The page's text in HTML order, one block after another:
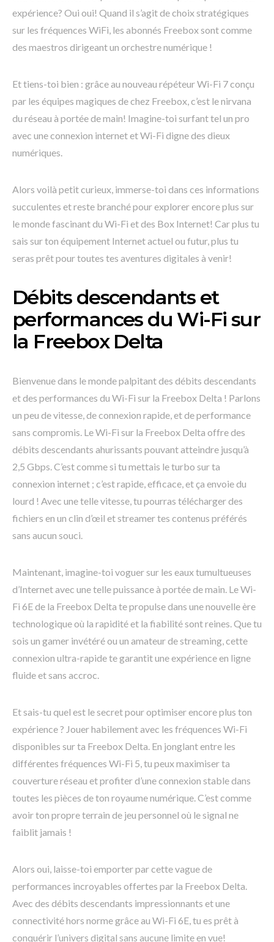
expérience? Oui oui! Quand il s’agit de choix stratégiques
sur les fréquences WiFi, les abonnés Freebox sont comme
des maestros dirigeant un orchestre numérique !
Et tiens-toi bien : grâce au nouveau répéteur Wi-Fi 7 conçu
par les équipes magiques de chez Freebox, c’est le nirvana
du réseau à portée de main! Imagine-toi surfant tel un pro
avec une connexion internet et Wi-Fi digne des dieux
numériques.
Alors voilà petit curieux, immerse-toi dans ces informations
succulentes et reste branché pour explorer encore plus sur
le monde fascinant du Wi-Fi et des Box Internet! Car plus tu
sais sur ton équipement Internet actuel ou futur, plus tu
seras prêt pour toutes tes aventures digitales à venir!
Débits descendants et
performances du Wi-Fi sur
la Freebox Delta
Bienvenue dans le monde palpitant des débits descendants
et des performances du Wi-Fi sur la Freebox Delta ! Parlons
un peu de vitesse, de connexion rapide, et de performance
sans compromis. Le Wi-Fi sur la Freebox Delta offre des
débits descendants ahurissants pouvant atteindre jusqu’à
2,5 Gbps. C’est comme si tu mettais le turbo sur ta
connexion internet ; c’est rapide, efficace, et ça envoie du
lourd ! Avec une telle vitesse, tu pourras télécharger des
fichiers en un clin d’œil et streamer tes contenus préférés
sans aucun souci.
Maintenant, imagine-toi voguer sur les eaux tumultueuses
d’Internet avec une telle puissance à portée de main. Le Wi-
Fi 6E de la Freebox Delta te propulse dans une nouvelle ère
technologique où la rapidité et la fiabilité sont reines. Que tu
sois un gamer invétéré ou un amateur de streaming, cette
connexion ultra-rapide te garantit une expérience en ligne
fluide et sans accroc.
Et sais-tu quel est le secret pour optimiser encore plus ton
expérience ? Jouer habilement avec les fréquences Wi-Fi
disponibles sur ta Freebox Delta. En jonglant entre les
différentes fréquences Wi-Fi 5, tu peux maximiser ta
couverture réseau et profiter d’une connexion stable dans
toutes les pièces de ton royaume numérique. C’est comme
avoir ton propre terrain de jeu personnel où le signal ne
faiblit jamais !
Alors oui, laisse-toi emporter par cette vague de
performances incroyables offertes par la Freebox Delta.
Avec des débits descendants impressionnants et une
connectivité hors norme grâce au Wi-Fi 6E, tu es prêt à
conquérir l’univers digital sans aucune limite en vue!